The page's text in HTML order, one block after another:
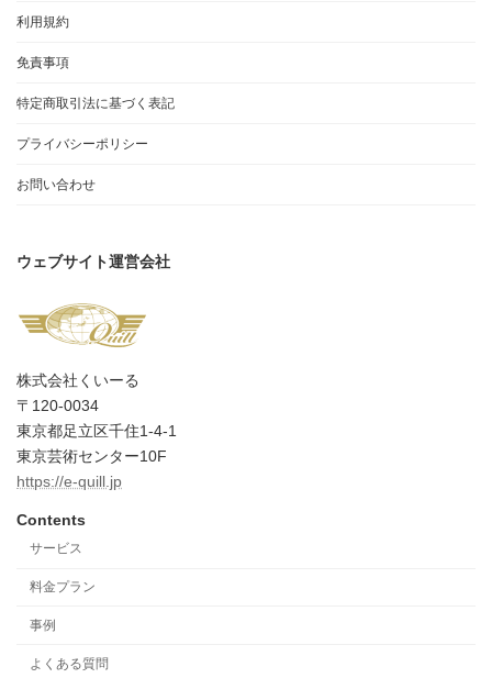
利用規約
免責事項
特定商取引法に基づく表記
プライバシーポリシー
お問い合わせ
ウェブサイト運営会社
株式会社くいーる
〒120-0034
東京都足立区千住1-4-1
東京芸術センター10F
https://e-quill.jp
Contents
サービス
料金プラン
事例
よくある質問